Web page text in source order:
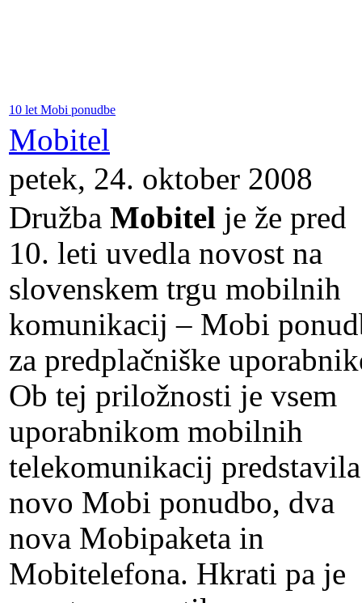
10 let Mobi ponudbe
Mobitel
petek, 24. oktober 2008
Družba Mobitel je že pred
10. leti uvedla novost na
slovenskem trgu mobilnih
komunikacij – Mobi
za predplačniške
Ob tej priložnosti je vsem
uporabnikom mobilnih
telekomunikacij predstavila
novo Mobi ponudbo, dva
nova Mobipaketa in
Mobitelefona. Hkrati pa je